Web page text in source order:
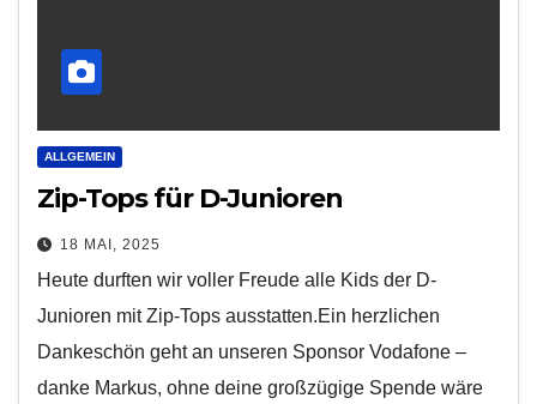
ALLGEMEIN
Zip-Tops für D-Junioren
18 MAI, 2025
Heute durften wir voller Freude alle Kids der D-
Junioren mit Zip-Tops ausstatten.Ein herzlichen
Dankeschön geht an unseren Sponsor Vodafone –
danke Markus, ohne deine großzügige Spende wäre